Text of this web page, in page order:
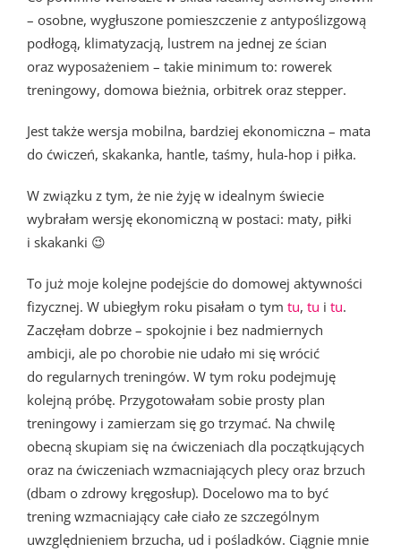
– osobne, wygłuszone pomieszczenie z antypoślizgową
podłogą, klimatyzacją, lustrem na jednej ze ścian
oraz wyposażeniem – takie minimum to: rowerek
treningowy, domowa bieżnia, orbitrek oraz stepper.
Jest także wersja mobilna, bardziej ekonomiczna – mata
do ćwiczeń, skakanka, hantle, taśmy, hula-hop i piłka.
W związku z tym, że nie żyję w idealnym świecie
wybrałam wersję ekonomiczną w postaci: maty, piłki
i skakanki 😉
To już moje kolejne podejście do domowej aktywności
fizycznej. W ubiegłym roku pisałam o tym tu, tu i tu.
Zaczęłam dobrze – spokojnie i bez nadmiernych
ambicji, ale po chorobie nie udało mi się wrócić
do regularnych treningów. W tym roku podejmuję
kolejną próbę. Przygotowałam sobie prosty plan
treningowy i zamierzam się go trzymać. Na chwilę
obecną skupiam się na ćwiczeniach dla początkujących
oraz na ćwiczeniach wzmacniających plecy oraz brzuch
(dbam o zdrowy kręgosłup). Docelowo ma to być
trening wzmacniający całe ciało ze szczególnym
uwzględnieniem brzucha, ud i pośladków. Ciągnie mnie